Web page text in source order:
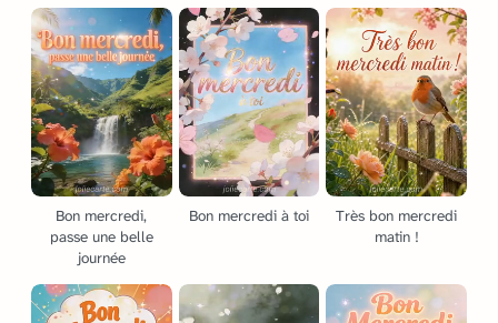
Bon mercredi,
passe une belle
journée
Bon mercredi à toi
Très bon mercredi
matin !